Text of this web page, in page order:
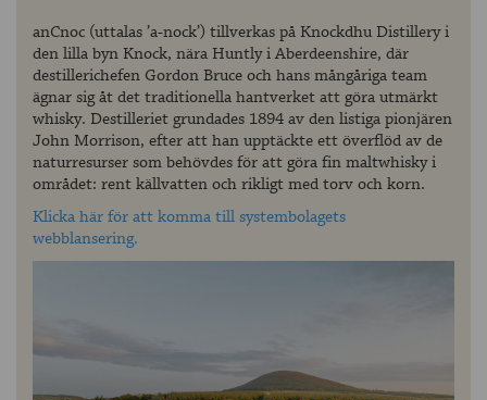
anCnoc (uttalas ’a-nock’) tillverkas på Knockdhu Distillery i
den lilla byn Knock, nära Huntly i Aberdeenshire, där
destillerichefen Gordon Bruce och hans mångåriga team
ägnar sig åt det traditionella hantverket att göra utmärkt
whisky. Destilleriet grundades 1894 av den listiga pionjären
John Morrison, efter att han upptäckte ett överflöd av de
naturresurser som behövdes för att göra fin maltwhisky i
området: rent källvatten och rikligt med torv och korn.
Klicka här för att komma till systembolagets
webblansering.